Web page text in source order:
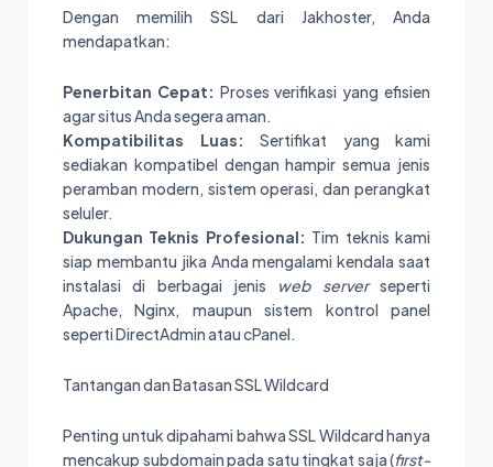
Dengan memilih SSL dari Jakhoster, Anda
mendapatkan:
Penerbitan Cepat: Proses verifikasi yang efisien
agar situs Anda segera aman.
Kompatibilitas Luas: Sertifikat yang kami
sediakan kompatibel dengan hampir semua jenis
peramban modern, sistem operasi, dan perangkat
seluler.
Dukungan Teknis Profesional: Tim teknis kami
siap membantu jika Anda mengalami kendala saat
instalasi di berbagai jenis web serverseperti
Apache, Nginx, maupun sistem kontrol panel
seperti DirectAdmin atau cPanel.
Tantangan dan Batasan SSL Wildcard
Penting untuk dipahami bahwa SSL Wildcard hanya
mencakup subdomain pada satu tingkat saja (first-